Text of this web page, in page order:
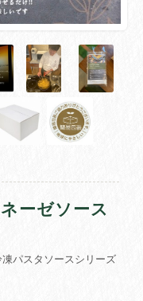
ーゼソース
パスタソースシリーズ